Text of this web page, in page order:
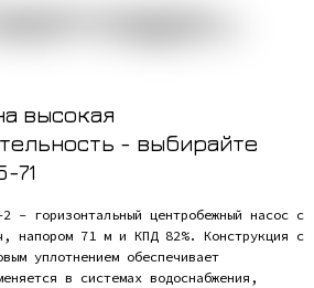
высокая
- выбирайте
71
- горизонтальный центробежный насос с
напором 71 м и КПД 82%. Конструкция с
уплотнением обеспечивает
в системах водоснабжения,